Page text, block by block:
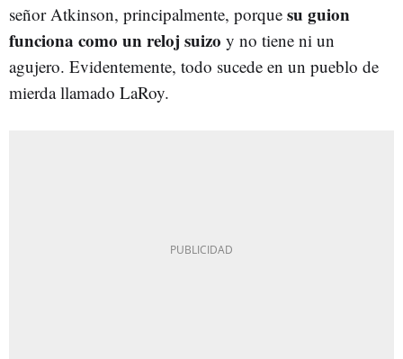
señor Atkinson, principalmente, porque su guion
funciona como un reloj suizo y no tiene ni un
agujero. Evidentemente, todo sucede en un pueblo de
mierda llamado LaRoy.